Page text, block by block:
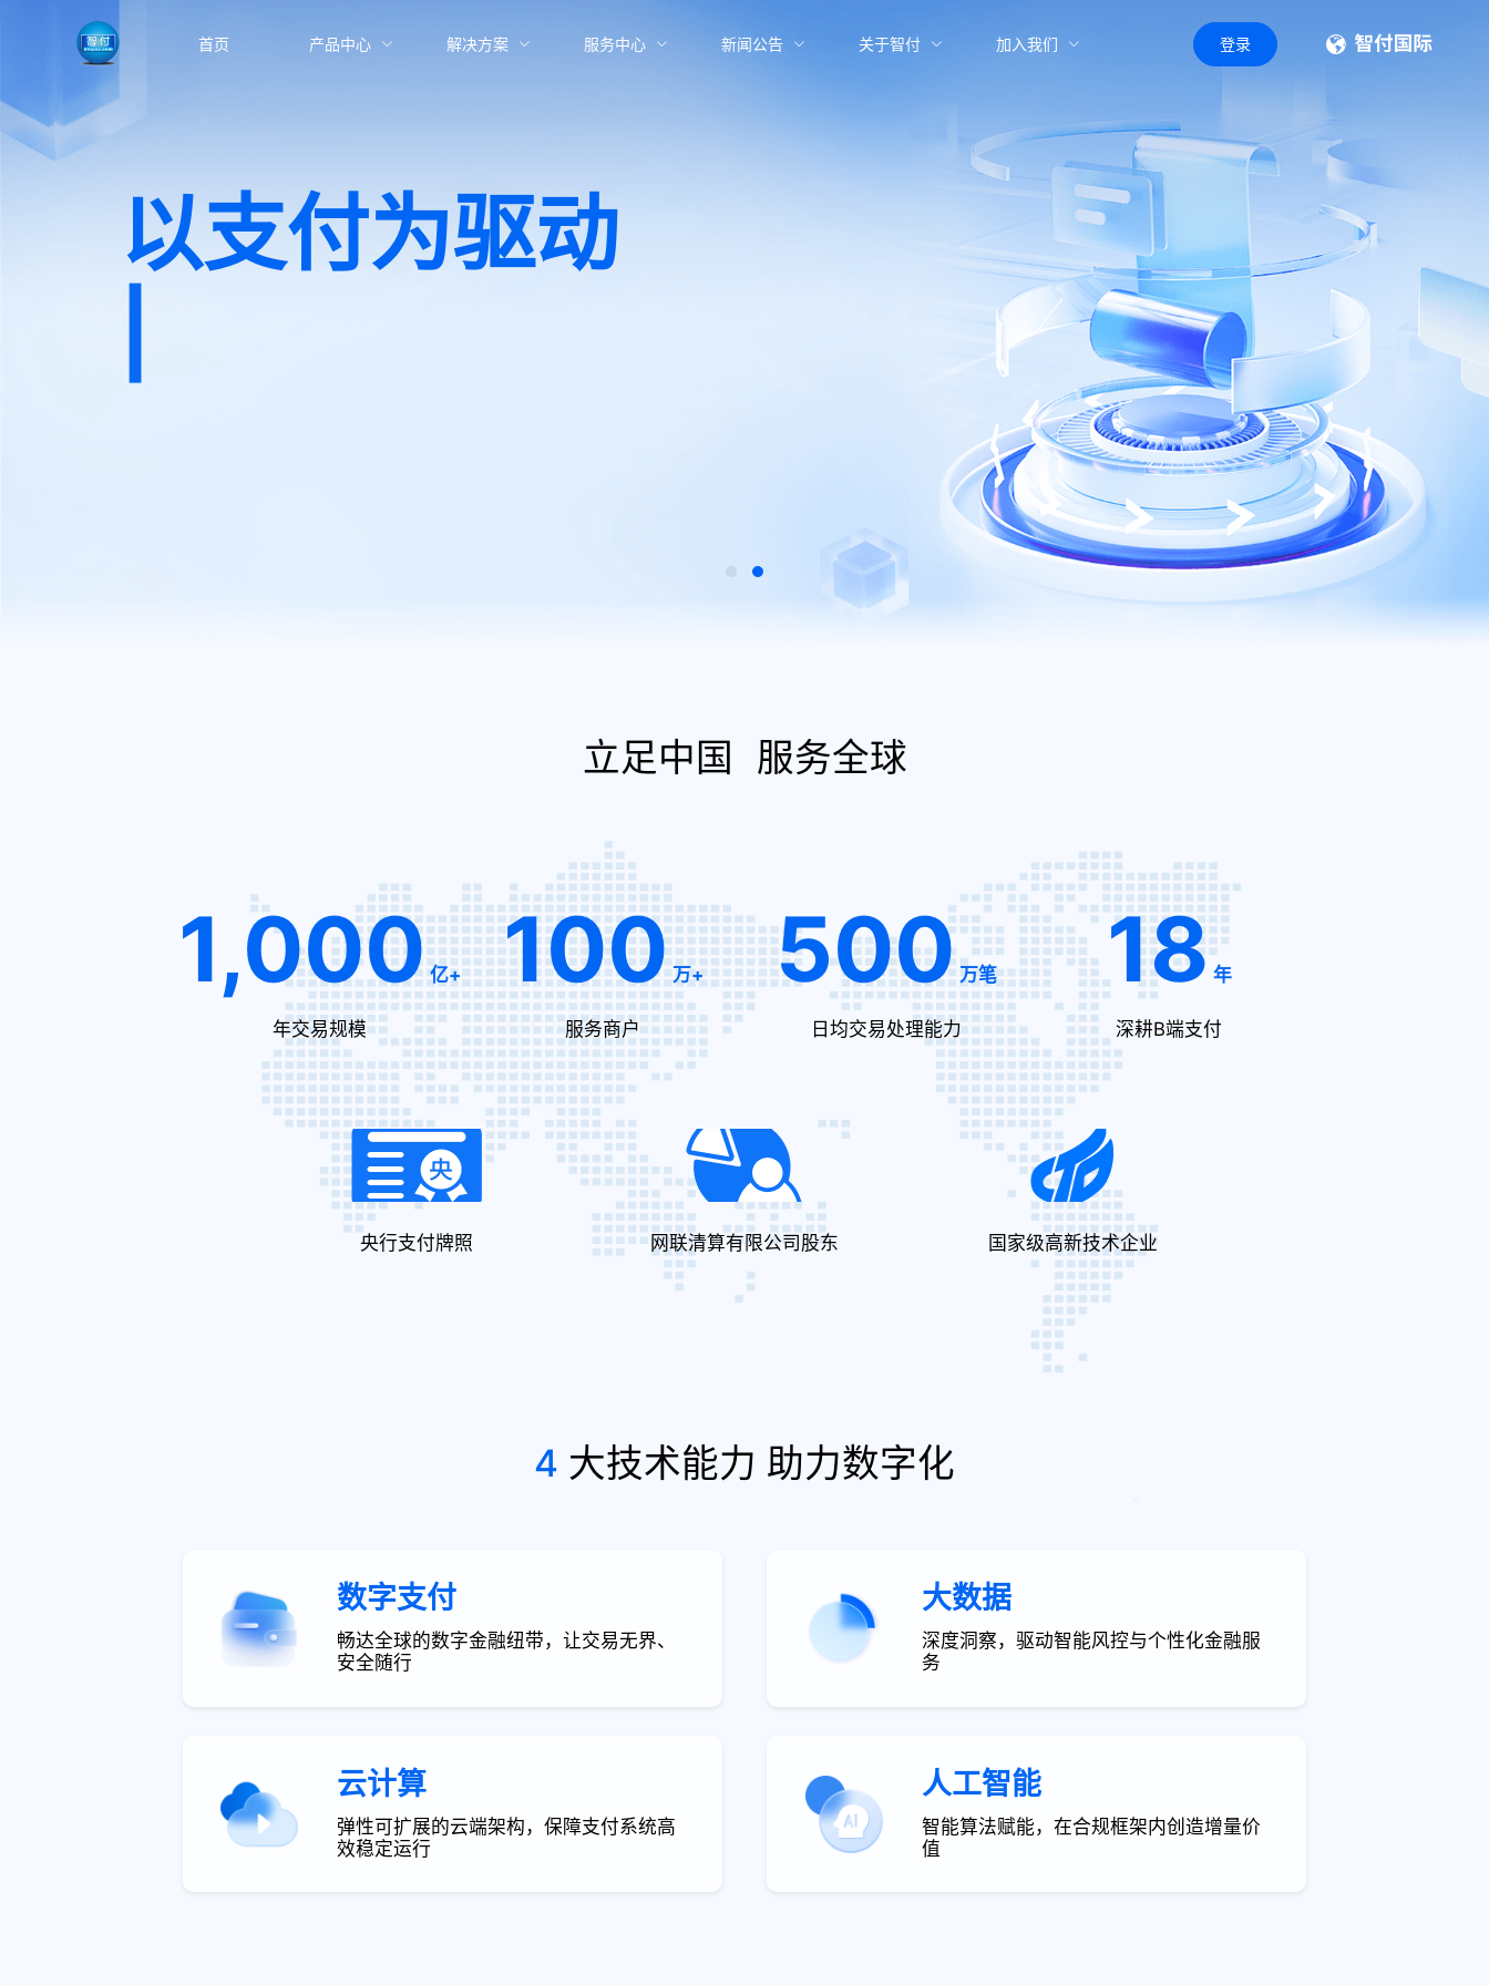
首页 产品中心 解决方案 服务中心 新闻公告 关于智付 加入我们 登录
以支付为驱动
立足中国 服务全球
1,000 亿+
年交易规模
100万+
服务商户
500万笔
日均交易处理能力
18 年
深耕B端支付
央行支付牌照 网联清算有限公司股东 国家级高新技术企业
4 大技术能力 助力数字化
数字支付
畅达全球的数字金融纽带，让交易无界、
安全随行
大数据
深度洞察，驱动智能风控与个性化金融服
务
云计算
弹性可扩展的云端架构，保障支付系统高
效稳定运行
人工智能
智能算法赋能，在合规框架内创造增量价
值